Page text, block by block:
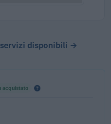
disponibili →
acquistato